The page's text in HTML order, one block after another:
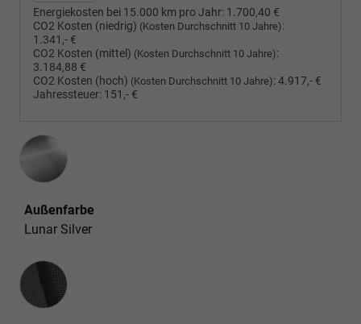
Energiekosten bei 15.000 km pro Jahr: 1.700,40 €
CO2 Kosten (niedrig) (Kosten Durchschnitt 10 Jahre):
1.341,- €
CO2 Kosten (mittel) (Kosten Durchschnitt 10 Jahre):
3.184,88 €
CO2 Kosten (hoch) (Kosten Durchschnitt 10 Jahre):4.917,- €
Jahressteuer: 151,- €
Außenfarbe
Lunar Silver
Innenausstattung